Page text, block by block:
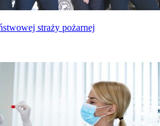
straży pożarnej